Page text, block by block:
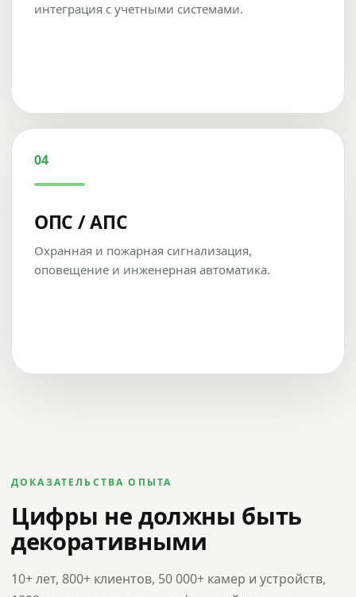
интеграция с учетными системами.
04
ОПС / АПС
Охранная и пожарная сигнализация,
оповещение и инженерная автоматика.
ДОКАЗАТЕЛЬСТВА ОПЫТА
Цифры не должны быть
декоративными
10+ лет, 800+ клиентов, 50 000+ камер и устройств,